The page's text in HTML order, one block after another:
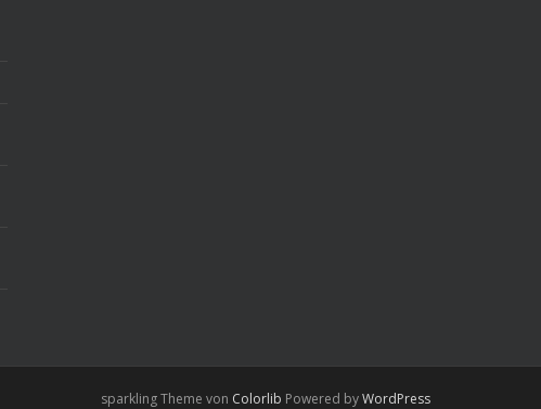
sparkling Theme von Colorlib Powered byWordPress